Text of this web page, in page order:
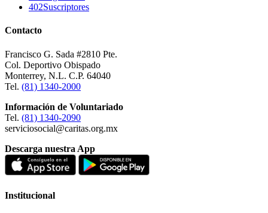
402Suscriptores
Contacto
Francisco G. Sada #2810 Pte.
Col. Deportivo Obispado
Monterrey, N.L. C.P. 64040
Tel. (81) 1340-2000
Información de Voluntariado
Tel. (81) 1340-2090
serviciosocial@caritas.org.mx
Descarga nuestra App
Institucional